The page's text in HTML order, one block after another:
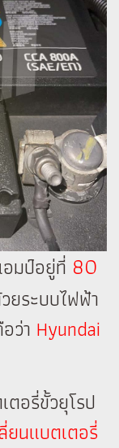
มป์อยู่ที่ 80
ยระบบไฟฟ้า
ว่า Hyundai
ตอรี่ขั้วยุโรป
ยนแบตเตอรี่